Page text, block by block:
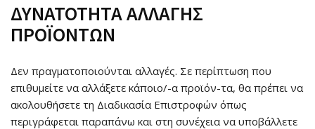
ΔΥΝΑΤΟΤΗΤΑ ΑΛΛΑΓΗΣ
ΠΡΟΪΟΝΤΩΝ
Δεν πραγματοποιούνται αλλαγές. Σε περίπτωση που
επιθυμείτε να αλλάξετε κάποιο/-α προϊόν-τα, θα πρέπει να
ακολουθήσετε τη Διαδικασία Επιστροφών όπως
περιγράφεται παραπάνω και στη συνέχεια να υποβάλλετε